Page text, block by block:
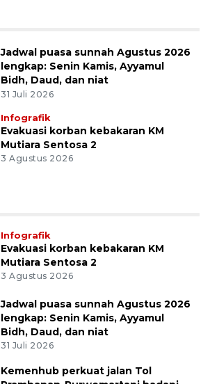
Jadwal puasa sunnah Agustus 2026
lengkap: Senin Kamis, Ayyamul
Bidh, Daud, dan niat
31 Juli 2026
Infografik
Evakuasi korban kebakaran KM
Mutiara Sentosa 2
3 Agustus 2026
Infografik
Evakuasi korban kebakaran KM
Mutiara Sentosa 2
3 Agustus 2026
Jadwal puasa sunnah Agustus 2026
lengkap: Senin Kamis, Ayyamul
Bidh, Daud, dan niat
31 Juli 2026
Kemenhub perkuat jalan Tol